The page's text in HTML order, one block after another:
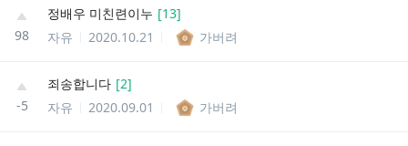
98
정배우 미친련이누 [13]
자유
2020.10.21 가버려
-5
죄송합니다 [2]
자유
2020.09.01 가버려